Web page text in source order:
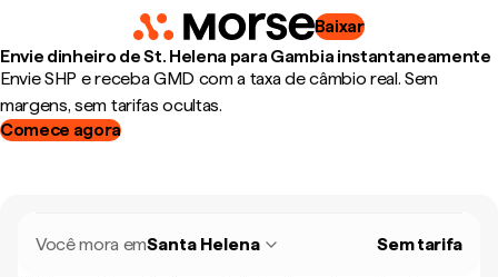
Baixar
Envie dinheiro de St. Helena para Gambia instantaneamente
Envie SHP e receba GMD com a taxa de câmbio real. Sem
margens, sem tarifas ocultas.
Comece agora
Você mora emSanta Helena Sem tarifa